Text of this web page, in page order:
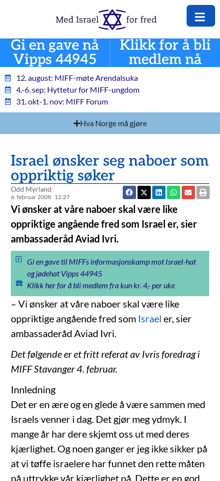
Gi en gave nå
Vipps 44945
Klikk for å bli
medlem nå
12. august: MIFF-møte Arendalsuka
4.-6. sep: Hyttetur for MIFF-ungdom
31. okt-1. nov: MIFF Forum
Hva Norge må gjøre
Israel ønsker seg naboer som
oppriktig søker
Odd Myrland
6. februar 2008 12:27
Vi ønsker at våre naboer skal være like
oppriktige angående fred som Israel er, sier
ambassaderåd Aviad Ivri.
Gi en gave til MIFFs informasjonskamp mot Israel-hat
og jødehat Vipps 44945
Klikk her for å bli medlem fra kun kr. 4,- per uke
– Vi ønsker at våre naboer skal være like
oppriktige angående fred som Israel er, sier
ambassaderåd Aviad Ivri.
Det følgende er et fritt referat av Ivris foredrag i
MIFF Stavanger 4. februar.
Innledning
Det er en ære og en glede å være sammen med
Israels venner i dag. Det gjør meg ydmyk. I
mange år har dere skjemt oss ut med deres
kjærlighet. Og noen ganger er jeg ikke sikker på
at vi tøffe israelere har funnet den rette måten
på uttrykke vår kjærlighet på. Dette er en god